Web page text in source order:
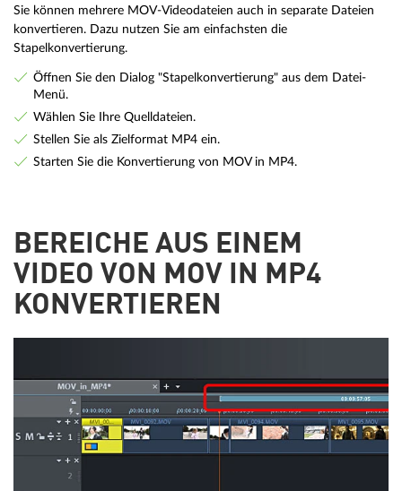
Sie können mehrere MOV-Videodateien auch in separate Dateien
konvertieren. Dazu nutzen Sie am einfachsten die
Stapelkonvertierung.
Öffnen Sie den Dialog "Stapelkonvertierung" aus dem Datei-
Menü.
Wählen Sie Ihre Quelldateien.
Stellen Sie als Zielformat MP4 ein.
Starten Sie die Konvertierung von MOV in MP4.
BEREICHE AUS EINEM
VIDEO VON MOV IN MP4
KONVERTIEREN